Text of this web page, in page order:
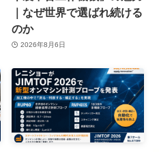
｜なぜ世界で選ばれ続ける
のか
2026年8月6日